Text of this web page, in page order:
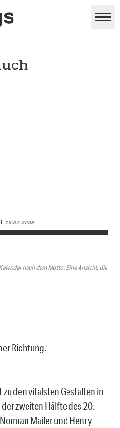
18.07.2009
nach dem Motto: Eine Ansicht, die
Richtung.
zu den vitalsten Gestalten in
zweiten Hälfte des 20.
Mailer und Henry